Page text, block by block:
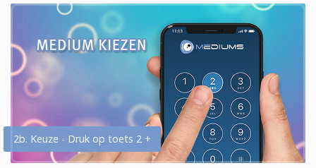
2b. Keuze - Druk op toets 2 +